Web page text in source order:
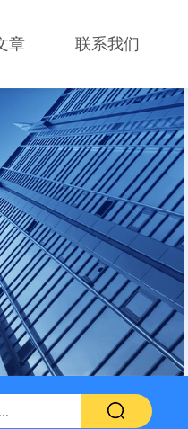
章 联系我们
大鼠肠微血管内皮细胞